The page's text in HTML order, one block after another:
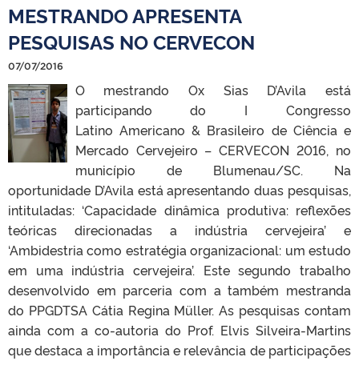
MESTRANDO APRESENTA
PESQUISAS NO CERVECON
07/07/2016
O mestrando Ox Sias D’Avila está
participando do I Congresso
Latino Americano & Brasileiro de Ciência e
Mercado Cervejeiro – CERVECON 2016, no
município de Blumenau/SC. Na
oportunidade D’Avila está apresentando duas pesquisas,
intituladas: ‘Capacidade dinâmica produtiva: reflexões
teóricas direcionadas a indústria cervejeira’ e
‘Ambidestria como estratégia organizacional: um estudo
em uma indústria cervejeira’. Este segundo trabalho
desenvolvido em parceria com a também mestranda
do PPGDTSA Cátia Regina Müller. As pesquisas contam
ainda com a co-autoria do Prof. Elvis Silveira-Martins
que destaca a importância e relevância de participações